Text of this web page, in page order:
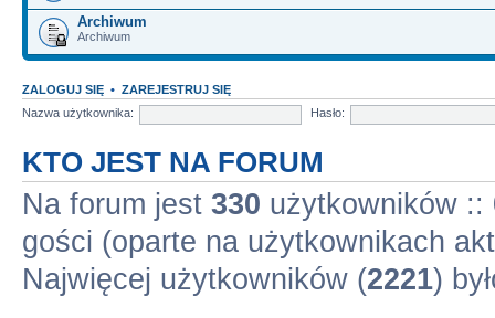
Archiwum
Archiwum
ZALOGUJ SIĘ • ZAREJESTRUJ SIĘ
Nazwa użytkownika:
Hasło:
KTO JEST NA FORUM
Na forum jest 330 użytkowników ::
gości (oparte na użytkownikach
Najwięcej użytkowników (2221)